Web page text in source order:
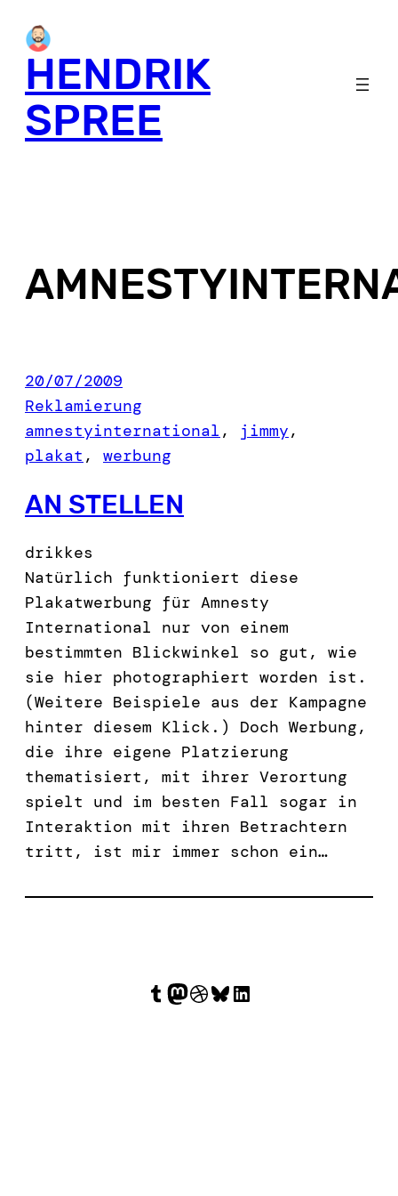
content
HENDRIK
SPREE
20/07/2009
Reklamierung
amnestyinternational , jimmy
plakat , werbung
AN STELLEN
drikkes
Natürlich funktioniert diese
Plakatwerbung für Amnesty
International nur von einem
bestimmten Blickwinkel so gut, wie
sie hier photographiert worden ist.
(Weitere Beispiele aus der Kampagne
hinter diesem Klick.) Doch Werbung,
die ihre eigene Platzierung
thematisiert, mit ihrer Verortung
spielt und im besten Fall sogar in
Interaktion mit ihren Betrachtern
tritt, ist mir immer schon ein…
Tumblr Mastodon Dribbble Bluesky LinkedIn